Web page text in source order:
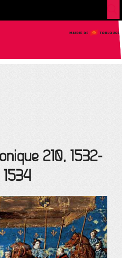
210, 1532-
1534
les cookies